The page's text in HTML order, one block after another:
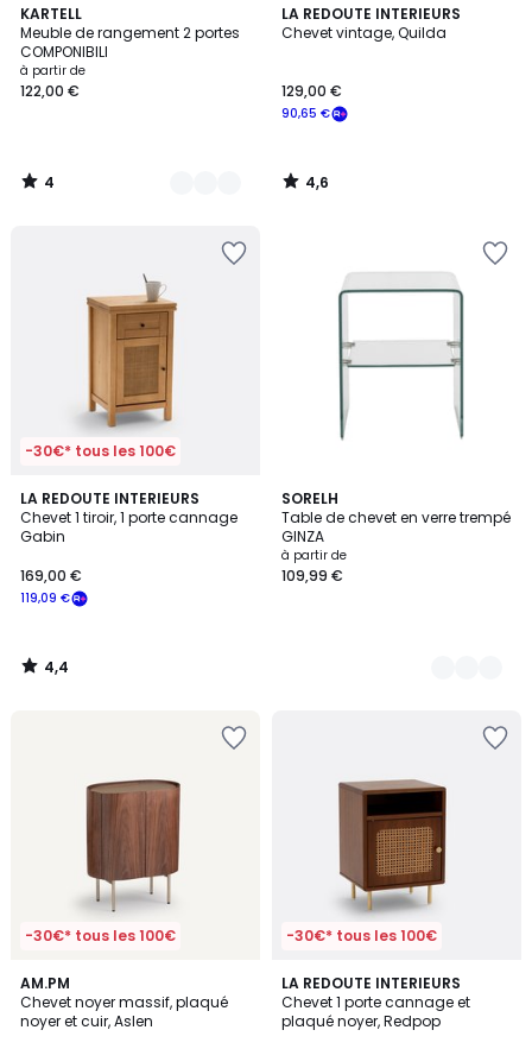
KARTELL
Meuble de rangement 2 portes
COMPONIBILI
à partir de
122,00 €
4
/
5
11
Couleurs
4
/
LA REDOUTE INTERIEURS
Chevet vintage, Quilda
90,65 €
129,00 €
4,6
/ 5
4,6
/
-30€* tous les 100€
LA REDOUTE INTERIEURS
Chevet 1 tiroir, 1 porte cannage
Gabin
119,09 €
169,00 €
4,4
/ 5
4,4
/
SORELH
Table de chevet en verre trempé
GINZA
à partir de
109,99 €
3
Couleurs
-30€* tous les 100€
AM.PM
Chevet noyer massif, plaqué
noyer et cuir, Aslen
3,4
/ 5
-30€* tous les 100€
LA REDOUTE INTERIEURS
Chevet 1 porte cannage et
plaqué noyer, Redpop
4,8
/ 5